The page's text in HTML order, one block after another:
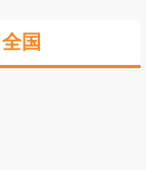
全国